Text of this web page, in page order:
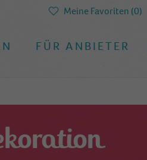
FÜR ANBIETER
Meine Favoriten (0)